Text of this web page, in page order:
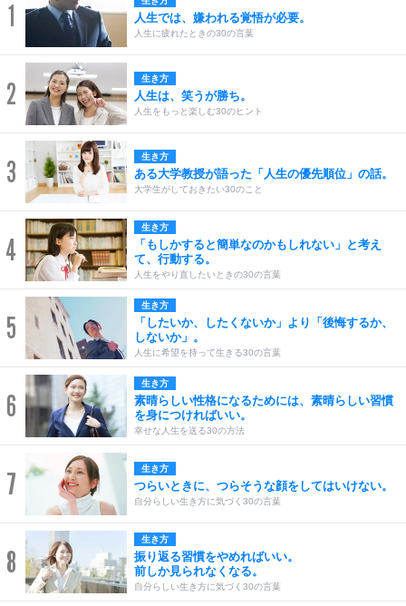
1 人生では、嫌われる覚悟が必要。
人生に疲れたときの30の言葉
2 生き方
人生は、笑うが勝ち。
人生をもっと楽しむ30のヒント
3 生き方
ある大学教授が語った「人生の優先順位」の話。
大学生がしておきたい30のこと
4
生き方
「もしかすると簡単なのかもしれない」と考え
て、行動する。
人生をやり直したいときの30の言葉
5
生き方
「したいか、したくないか」より「後悔するか、
しないか」。
人生に希望を持って生きる30の言葉
6
生き方
素晴らしい性格になるためには、素晴らしい習慣
を身につければいい。
幸せな人生を送る30の方法
7 生き方
つらいときに、つらそうな顔をしてはいけない。
自分らしい生き方に気づく30の言葉
8
生き方
振り返る習慣をやめればいい。
前しか見られなくなる。
自分らしい生き方に気づく30の言葉